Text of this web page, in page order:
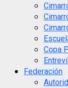
Copa
Federación